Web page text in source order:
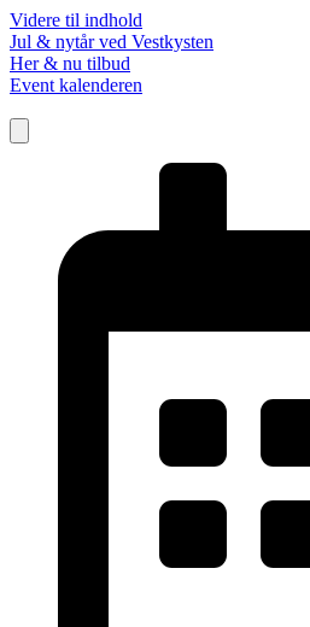
Videre til indhold
Jul & nytår ved Vestkysten
Her & nu tilbud
Event kalenderen